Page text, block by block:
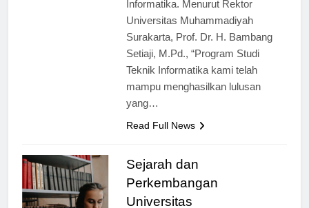
Informatika. Menurut Rektor
Universitas Muhammadiyah
Surakarta, Prof. Dr. H. Bambang
Setiaji, M.Pd., “Program Studi
Teknik Informatika kami telah
mampu menghasilkan lulusan
Sejarah dan
Perkembangan